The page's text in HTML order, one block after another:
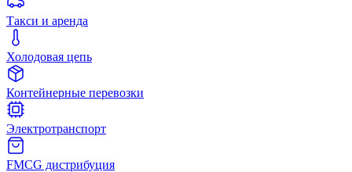
Такси и аренда
Холодовая цепь
Контейнерные перевозки
Электротранспорт
FMCG дистрибуция